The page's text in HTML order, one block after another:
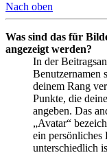
Nach oben
Was sind das für
angezeigt werden?
In der
Benutzernamen
deinem Rang
Punkte, die
angeben. Das
„Avatar“
ein
unterschiedlich